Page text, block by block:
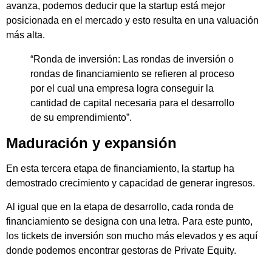
avanza, podemos deducir que la startup está mejor
posicionada en el mercado y esto resulta en una valuación
más alta.
“Ronda de inversión: Las rondas de inversión o
rondas de financiamiento se refieren al proceso
por el cual una empresa logra conseguir la
cantidad de capital necesaria para el desarrollo
de su emprendimiento”.
Maduración y expansión
En esta tercera etapa de financiamiento, la startup ha
demostrado crecimiento y capacidad de generar ingresos.
Al igual que en la etapa de desarrollo, cada ronda de
financiamiento se designa con una letra. Para este punto,
los tickets de inversión son mucho más elevados y es aquí
donde podemos encontrar gestoras de Private Equity.